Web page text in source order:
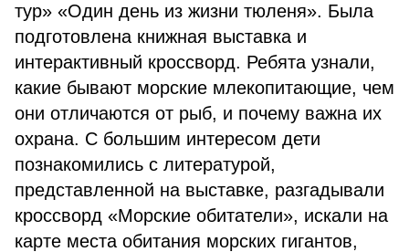
тур» «Один день из жизни тюленя». Была
подготовлена книжная выставка и
интерактивный кроссворд. Ребята узнали,
какие бывают морские млекопитающие, чем
они отличаются от рыб, и почему важна их
охрана. С большим интересом дети
познакомились с литературой,
представленной на выставке, разгадывали
кроссворд «Морские обитатели», искали на
карте места обитания морских гигантов,